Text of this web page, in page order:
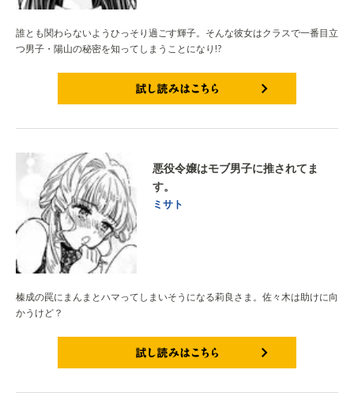
誰とも関わらないようひっそり過ごす輝子。そんな彼女はクラスで一番目立
つ男子・陽山の秘密を知ってしまうことになり!?
悪役令嬢はモブ男子に推されてま
す。
ミサト
榛成の罠にまんまとハマってしまいそうになる莉良さま。佐々木は助けに向
かうけど？